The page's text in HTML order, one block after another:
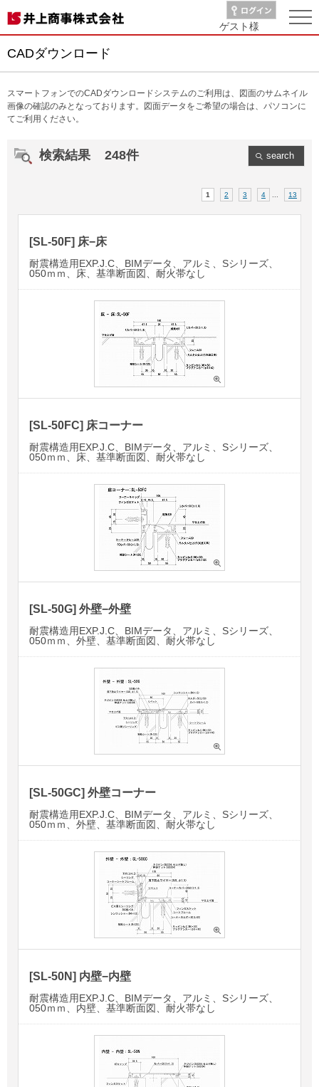
ゲスト様
CADダウンロード
スマートフォンでのCADダウンロードシステムのご利用は、図面のサムネイル
画像の確認のみとなっております。図面データをご希望の場合は、パソコンに
てご利用ください。
検索結果 248件 search
1 2 3 4 13
[SL-50F] 床−床
耐震構造用EXP.J.C、BIMデータ、アルミ、Sシリーズ、
050ｍｍ、床、基準断面図、耐火帯なし
[SL-50FC] 床コーナー
耐震構造用EXP.J.C、BIMデータ、アルミ、Sシリーズ、
050ｍｍ、床、基準断面図、耐火帯なし
[SL-50G] 外壁−外壁
耐震構造用EXP.J.C、BIMデータ、アルミ、Sシリーズ、
050ｍｍ、外壁、基準断面図、耐火帯なし
[SL-50GC] 外壁コーナー
耐震構造用EXP.J.C、BIMデータ、アルミ、Sシリーズ、
050ｍｍ、外壁、基準断面図、耐火帯なし
[SL-50N] 内壁−内壁
耐震構造用EXP.J.C、BIMデータ、アルミ、Sシリーズ、
050ｍｍ、内壁、基準断面図、耐火帯なし